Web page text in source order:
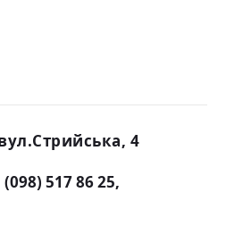
4
(098) 517 86 25